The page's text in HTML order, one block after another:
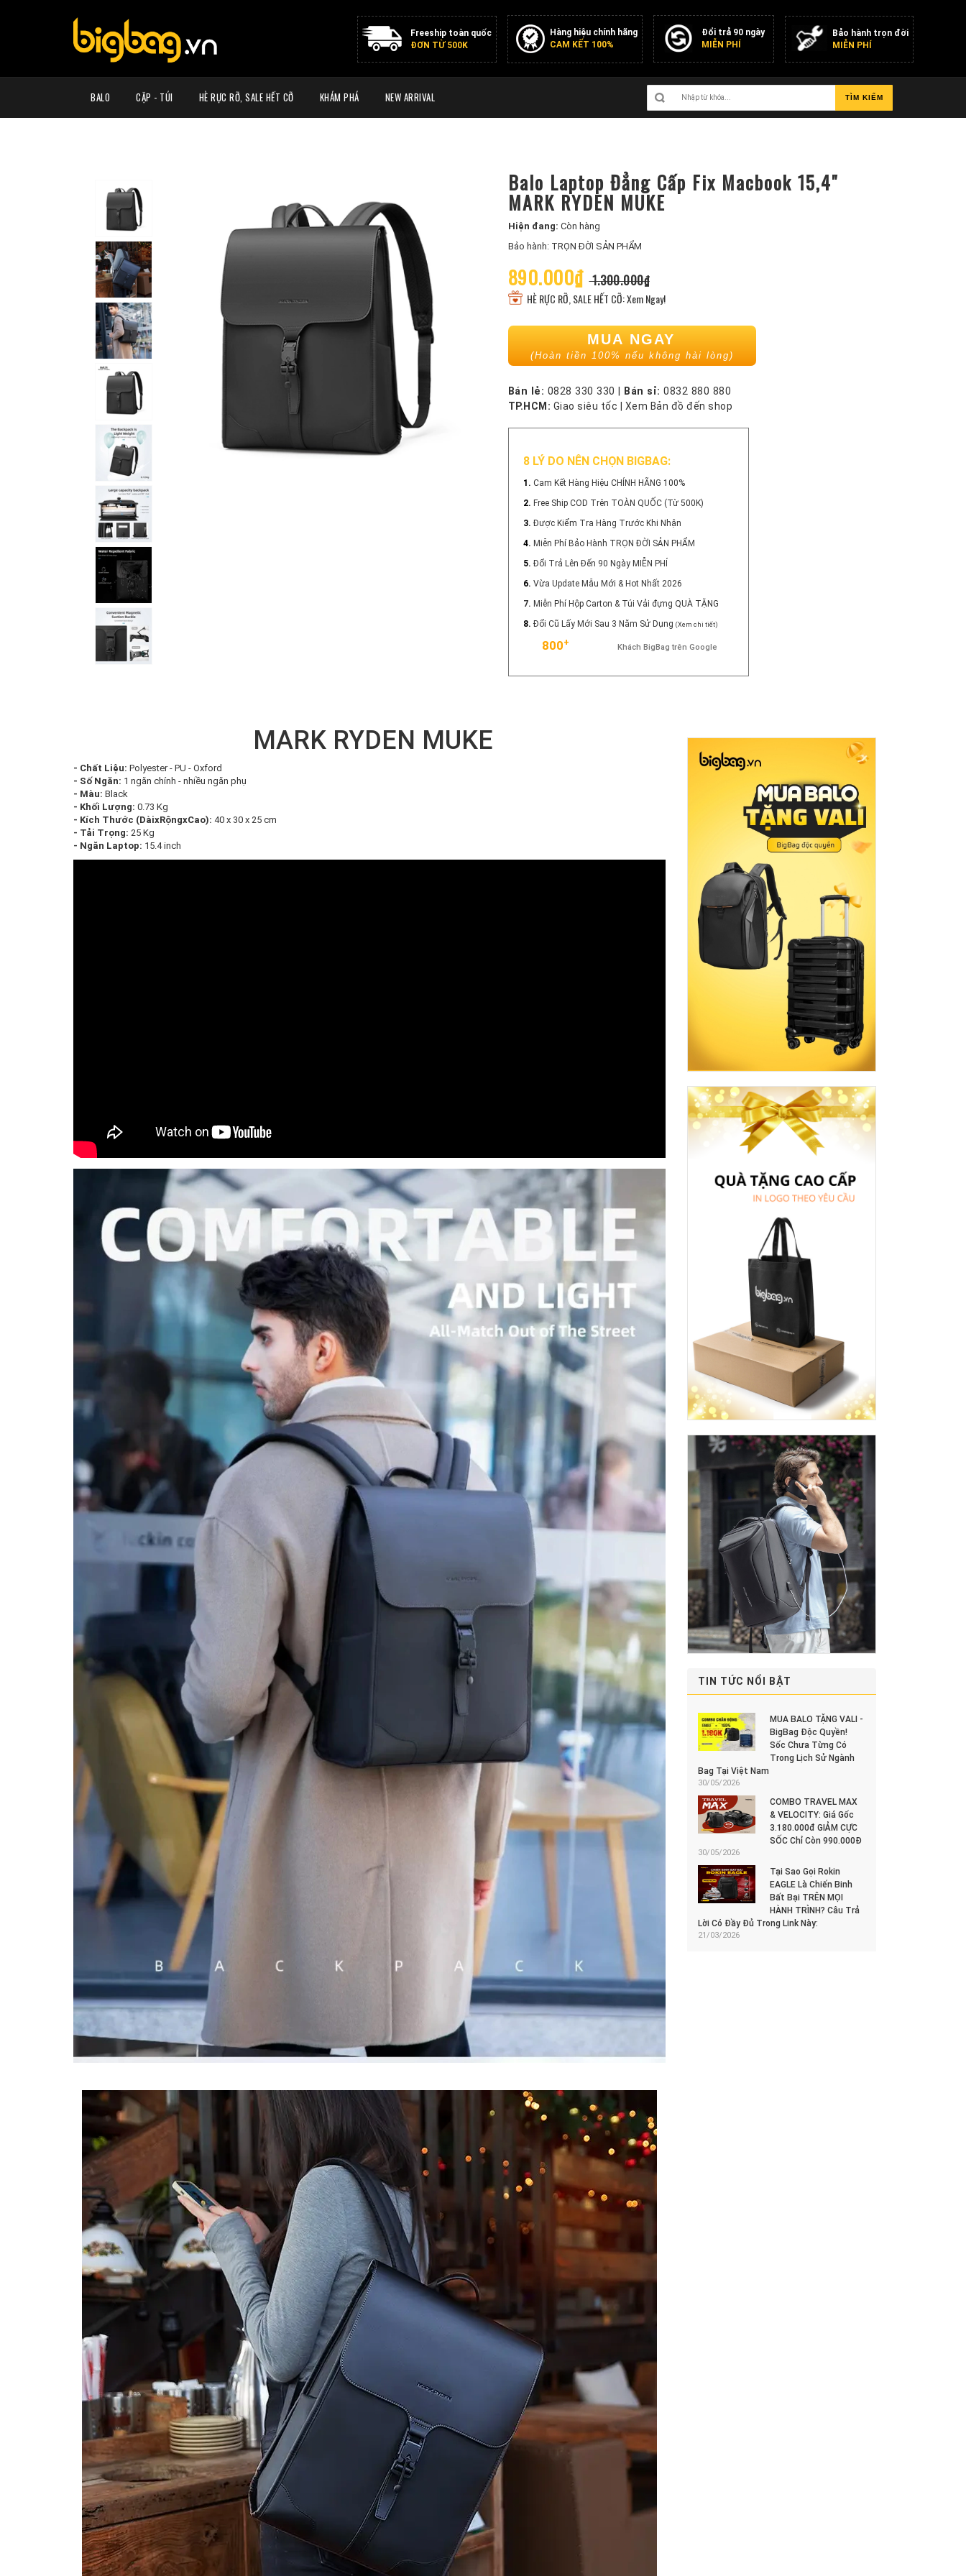
Freeship toàn quốc
ĐƠN TỪ 500K
Hàng hiệu chính hãng
CAM KẾT 100%
Đổi trả 90 ngày
MIỄN PHÍ
Bảo hành trọn đời
MIỄN PHÍ
TÌM KIẾM
BALO CẶP - TÚI HÈ RỰC RỠ, SALE HẾT CỠ KHÁM PHÁ NEW ARRIVAL
Balo Laptop Đẳng Cấp Fix Macbook 15,4"
MARK RYDEN MUKE
Hiện đang: Còn hàng
Bảo hành: TRỌN ĐỜI SẢN PHẨM
890.000₫ 1.300.000₫
HÈ RỰC RỠ, SALE HẾT CỠ: Xem Ngay!
MUA NGAY
(Hoàn tiền 100% nếu không hài lòng)
Bán lẻ: 0828 330 330 Bán sỉ: 0832 880 880
TP.HCM: Giao siêu tốc Xem Bản đồ đến shop
8 LÝ DO NÊN CHỌN BIGBAG:
1. Cam Kết Hàng Hiệu CHÍNH HÃNG 100%
2. Free Ship COD Trên TOÀN QUỐC (Từ 500K)
3. Được Kiểm Tra Hàng Trước Khi Nhận
4. Miễn Phí Bảo Hành TRỌN ĐỜI SẢN PHẨM
5. Đổi Trả Lên Đến 90 Ngày MIỄN PHÍ
6. Vừa Update Mẫu Mới & Hot Nhất 2026
7. Miễn Phí Hộp Carton & Túi Vải đựng QUÀ TẶNG
8. Đổi Cũ Lấy Mới Sau 3 Năm Sử Dụng (Xem chi tiết)
800+ Khách BigBag trên Google
MARK RYDEN MUKE
- Chất Liệu: Polyester - PU - Oxford
- Số Ngăn: 1 ngăn chính - nhiều ngăn phụ
- Màu: Black
- Khối Lượng: 0.73 Kg
- Kích Thước (DàixRộngxCao): 40 x 30 x 25 cm
- Tải Trọng: 25 Kg
- Ngăn Laptop: 15.4 inch
TIN TỨC NỔI BẬT
MUA BALO TẶNG VALI -
BigBag Độc Quyền!
Sốc Chưa Từng Có
Trong Lịch Sử Ngành
Bag Tại Việt Nam
30/05/2026
COMBO TRAVEL MAX
& VELOCITY: Giá Gốc
3.180.000đ GIẢM CỰC
SỐC Chỉ Còn 990.000Đ
30/05/2026
Tại Sao Gọi Rokin
EAGLE Là Chiến Binh
Bất Bại TRÊN MỌI
HÀNH TRÌNH? Câu Trả
Lời Có Đầy Đủ Trong Link Này:
21/03/2026